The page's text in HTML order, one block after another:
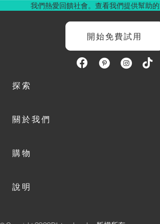
我們熱愛回饋社會。查看我們提供幫助的
開始免費試用
探索
關於我們
購物
說明